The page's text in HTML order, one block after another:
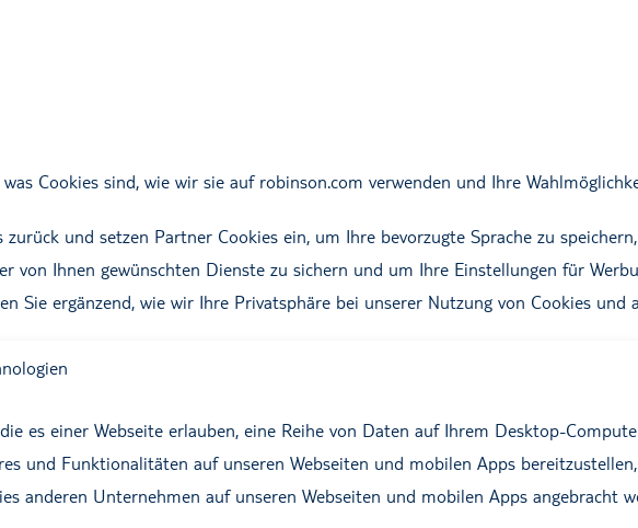
Cookies sind, wie wir sie auf robinson.com verwenden und Ihre
und setzen Partner Cookies ein, um Ihre bevorzugte Sprache zu
von Ihnen gewünschten Dienste zu sichern und um Ihre Einstellungen für
Sie ergänzend, wie wir Ihre Privatsphäre bei unserer Nutzung von Cookies und
es einer Webseite erlauben, eine Reihe von Daten auf Ihrem Desktop-
und Funktionalitäten auf unseren Webseiten und mobilen Apps
anderen Unternehmen auf unseren Webseiten und mobilen Apps angebracht